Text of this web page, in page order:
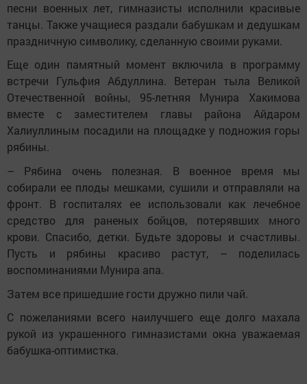
песни военных лет, гимназисты исполнили красивые
танцы. Также учащиеся раздали бабушкам и дедушкам
праздничную символику, сделанную своими руками.
Еще один памятный момент включила в программу
встречи Гульфия Абдуллина. Ветеран тыла Великой
Отечественной войны, 95-летняя Мунира Хакимова
вместе с заместителем главы района Айдаром
Халиуллиным посадили на площадке у подножия горы
рябины.
– Рябина очень полезная. В военное время мы
собирали ее плоды мешками, сушили и отправляли на
фронт. В госпиталях ее использовали как лечебное
средство для раненых бойцов, потерявших много
крови. Спасибо, детки. Будьте здоровы и счастливы.
Пусть и рябины красиво растут, – поделилась
воспоминаниями Мунира апа.
Затем все пришедшие гости дружно пили чай.
С пожеланиями всего наилучшего еще долго махала
рукой из украшенного гимназистами окна уважаемая
бабушка-оптимистка.